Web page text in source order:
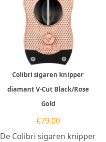
Colibri sigaren knipper
diamant V-Cut Black/Rose
Gold
€79,00
De Colibri sigaren knipper